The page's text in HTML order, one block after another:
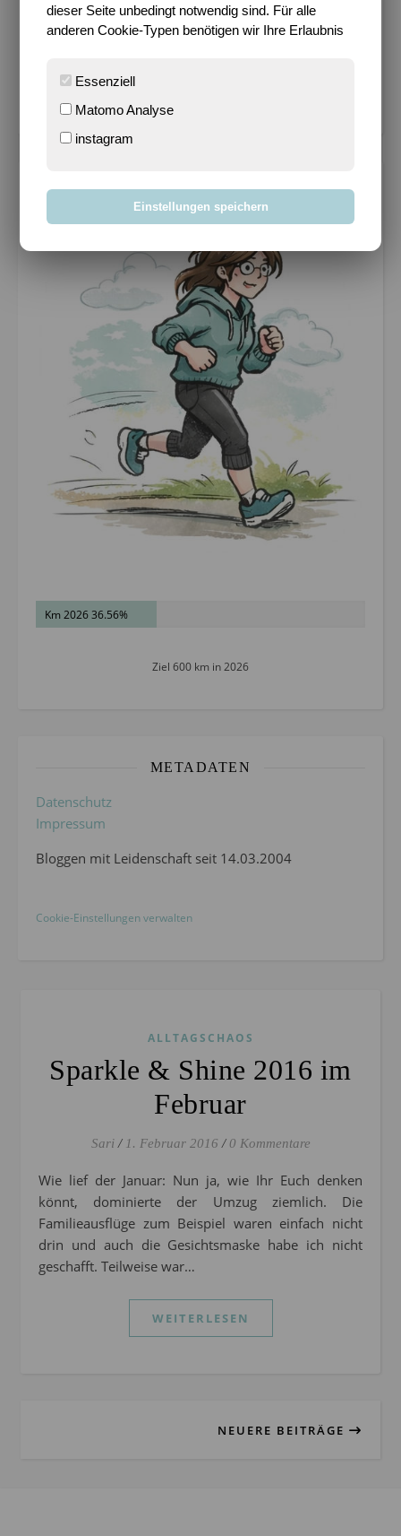
EURE FAVORITEN
Es schimpft sich Put...
Es wird endlich Somm...
SPORTY?!
Km 2026 36.56%
Ziel 600 km in 2026
METADATEN
Datenschutz
Impressum
Bloggen mit Leidenschaft seit 14.03.2004
Cookie-Einstellungen verwalten
ALLTAGSCHAOS
Sparkle & Shine 2016 im
Februar
Sari / 1. Februar 2016 / 0 Kommentare
Wie lief der Januar: Nun ja, wie Ihr Euch denken
könnt, dominierte der Umzug ziemlich. Die
Familieausflüge zum Beispiel waren einfach nicht
drin und auch die Gesichtsmaske habe ich nicht
geschafft. Teilweise war…
WEITERLESEN
NEUERE BEITRÄGE
dieser Seite unbedingt notwendig sind. Für alle
anderen Cookie-Typen benötigen wir Ihre Erlaubnis
Essenziell
Matomo Analyse
instagram
Einstellungen speichern